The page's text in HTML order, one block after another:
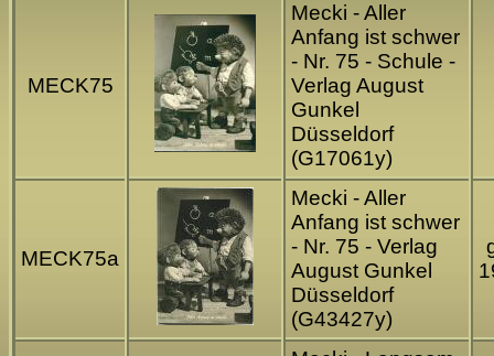
MECK75
Mecki - Aller
Anfang ist schwer
- Nr. 75 - Schule -
Verlag August
Gunkel
Düsseldorf
(G17061y)
MECK75a
Mecki - Aller
Anfang ist schwer
- Nr. 75 - Verlag
August Gunkel
Düsseldorf
(G43427y)